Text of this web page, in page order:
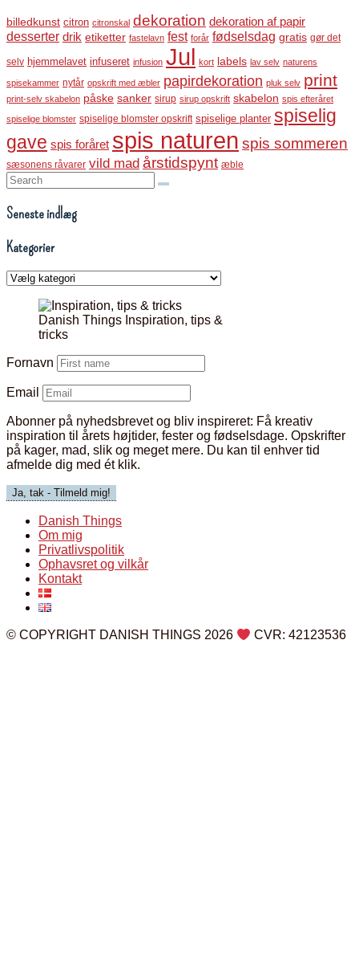
billedkunst citron citronskal dekoration dekoration af papir
desserter drik etiketter fastelavn fest forår fødselsdag gratis gør det
selv hjemmelavet infuseret infusion Jul kort labels lav selv naturens
spisekammer nytår opskrift med æbler papirdekoration pluk selv print
print-selv skabelon påske sanker sirup sirup opskrift skabelon spis efteråret
spiselige blomster spiselige blomster opskrift spiselige planter spiselig
gave spis foråret spis naturen spis sommeren
sæsonens råvarer vild mad årstidspynt æble
Search:
Seneste indlæg
Kategorier
Kategorier
Danish Things Inspiration, tips &
tricks
Fornavn
Email
Abonner på nyhedsbrevet og bliv inspireret: Få kreativ
inspiration til årets højtider, fester og fødselsdage. Opskrifter
på kager, mad, slik og meget mere. Du kan til enhver tid
afmelde dig med ét klik.
Danish Things
Om mig
Privatlivspolitik
Ophavsret og vilkår
Kontakt
© COPYRIGHT DANISH THINGS 2026 CVR: 42123536